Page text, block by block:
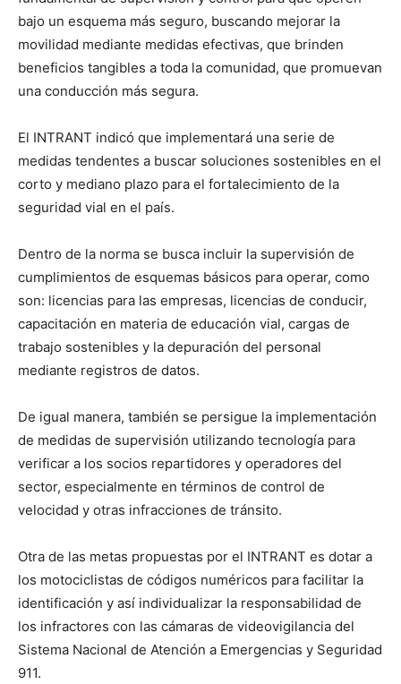
bajo un esquema más seguro, buscando mejorar la
movilidad mediante medidas efectivas, que brinden
beneficios tangibles a toda la comunidad, que promuevan
una conducción más segura.
El INTRANT indicó que implementará una serie de
medidas tendentes a buscar soluciones sostenibles en el
corto y mediano plazo para el fortalecimiento de la
seguridad vial en el país.
Dentro de la norma se busca incluir la supervisión de
cumplimientos de esquemas básicos para operar, como
son: licencias para las empresas, licencias de conducir,
capacitación en materia de educación vial, cargas de
trabajo sostenibles y la depuración del personal
mediante registros de datos.
De igual manera, también se persigue la implementación
de medidas de supervisión utilizando tecnología para
verificar a los socios repartidores y operadores del
sector, especialmente en términos de control de
velocidad y otras infracciones de tránsito.
Otra de las metas propuestas por el INTRANT es dotar a
los motociclistas de códigos numéricos para facilitar la
identificación y así individualizar la responsabilidad de
los infractores con las cámaras de videovigilancia del
Sistema Nacional de Atención a Emergencias y Seguridad
911.